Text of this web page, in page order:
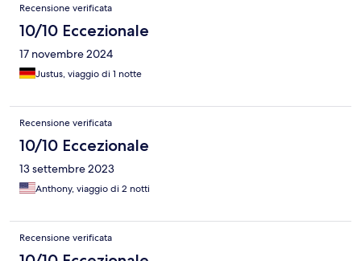
Recensione verificata
10/10 Eccezionale
17 novembre 2024
Justus, viaggio di 1 notte
Recensione verificata
10/10 Eccezionale
13 settembre 2023
Anthony, viaggio di 2 notti
Recensione verificata